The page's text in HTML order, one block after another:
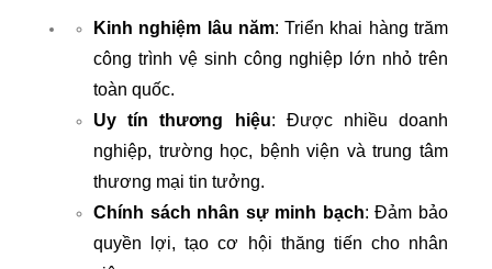
Kinh nghiệm lâu năm: Triển khai hàng trăm
công trình vệ sinh công nghiệp lớn nhỏ trên
toàn quốc.
Uy tín thương hiệu: Được nhiều doanh
nghiệp, trường học, bệnh viện và trung tâm
thương mại tin tưởng.
Chính sách nhân sự minh bạch: Đảm bảo
quyền lợi, tạo cơ hội thăng tiến cho nhân